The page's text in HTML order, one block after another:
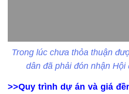
Trong lúc chưa thỏa thuận
dân đã phải đón nhận
>>Quy trình dự án và giá